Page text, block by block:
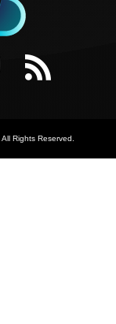
. All Rights Reserved.